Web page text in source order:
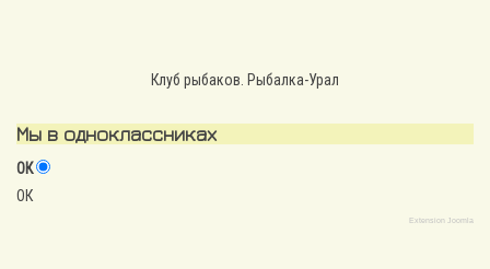
Клуб рыбаков. Рыбалка-Урал
Мы в одноклассниках
ОК
ОК
Extension Joomla